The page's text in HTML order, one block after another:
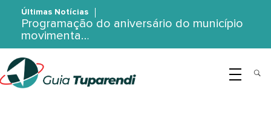
Últimas Notícias
Programação do aniversário do município
movimenta…